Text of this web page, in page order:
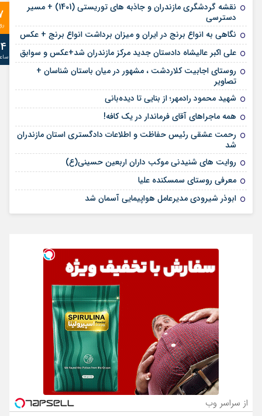
نقشه گردشگری مازندران و جاذبه های توریستی (1401) + مسیر
دسترسی
نگاهی به انواع برنج در ایران و میزان برداشت انواع برنج + عکس
علی‌ اکبر عالیشاه دادستان جدید مرکز مازندران شد+عکس و سوابق
روستای اجابیت کلاردشت ، مشهور در میان باستان شناسان +
تصاویر
شهید محمود رادمهر؛ از بنایی تا دیده‌بانی
همه ماجراهای آقای فرماندار در یک کافه!
رحمت عشقی رئیس حفاظت و اطلاعات دادگستری استان مازندران
شد
روایت های شنیدنی موکب داران اربعین حسینی(ع)
معرفی روستای سمسکنده علیا
ابوذر شیرودی مدیرعامل هواپیمایی آسمان شد
از سراسر وب